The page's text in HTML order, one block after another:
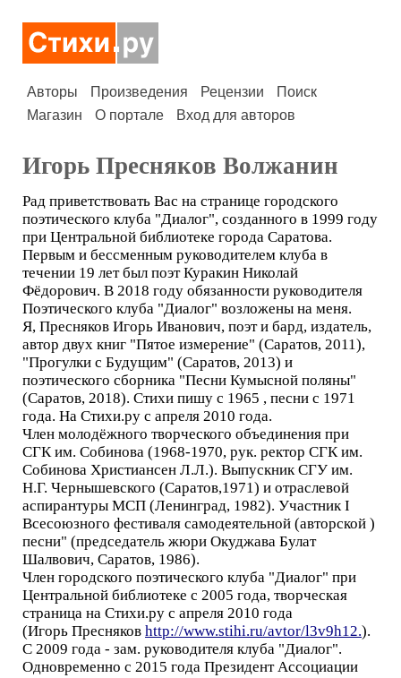
Авторы Произведения Рецензии
Поиск
Магазин
О портале Вход для авторов
Игорь Пресняков Волжанин
Рад приветствовать Вас на странице городского
поэтического клуба "Диалог", созданного в 1999 году
при Центральной библиотеке города Саратова.
Первым и бессменным руководителем клуба в
течении 19 лет был поэт Куракин Николай
Фёдорович. В 2018 году обязанности руководителя
Поэтического клуба "Диалог" возложены на меня.
Я, Пресняков Игорь Иванович, поэт и бард, издатель,
автор двух книг "Пятое измерение" (Саратов, 2011),
"Прогулки с Будущим" (Саратов, 2013) и
поэтического сборника "Песни Кумысной поляны"
(Саратов, 2018). Стихи пишу с 1965 , песни с 1971
года. На Стихи.ру с апреля 2010 года.
Член молодёжного творческого объединения при
СГК им. Собинова (1968-1970, рук. ректор СГК им.
Собинова Христиансен Л.Л.). Выпускник СГУ им.
Н.Г. Чернышевского (Саратов,1971) и отраслевой
аспирантуры МСП (Ленинград, 1982). Участник I
Всесоюзного фестиваля самодеятельной (авторской )
песни" (председатель жюри Окуджава Булат
Шалвович, Саратов, 1986).
Член городского поэтического клуба "Диалог" при
Центральной библиотеке с 2005 года, творческая
страница на Стихи.ру с апреля 2010 года
(Игорь Пресняков http://www.stihi.ru/avtor/l3v9h12.).
С 2009 года - зам. руководителя клуба "Диалог".
Одновременно с 2015 года Президент Ассоциации